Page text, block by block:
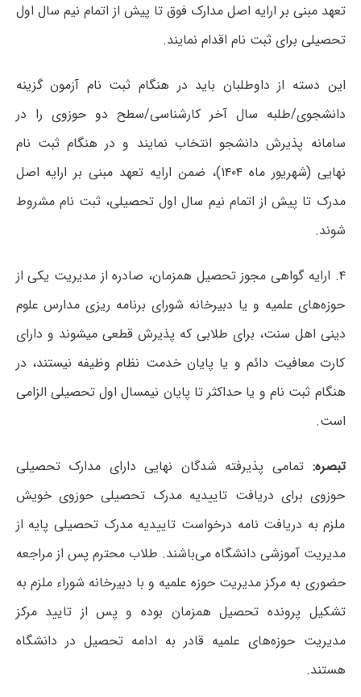
تعهد مبنی بر ارایه اصل مدارک فوق تا پیش از اتمام نیم سال اول
تحصیلی برای ثبت نام اقدام نمایند.
این دسته از داوطلبان باید در هنگام ثبت نام آزمون گزینه
دانشجوی/طلبه سال آخر کارشناسی/سطح دو حوزوی را در
سامانه پذیرش دانشجو انتخاب نمایند و در هنگام ثبت نام
نهایی (شهریور ماه ۱۴۰۴)، ضمن ارایه تعهد مبنی بر ارایه اصل
مدرک تا پیش از اتمام نیم سال اول تحصیلی، ثبت نام مشروط
شوند.
۴. ارایه گواهی مجوز تحصیل همزمان، صادره از مدیریت یکی از
حوزه‌های علمیه و یا دبیرخانه شورای برنامه ریزی مدارس علوم
دینی اهل سنت، برای طلابی که پذیرش قطعی میشوند و دارای
کارت معافیت دائم و یا پایان خدمت نظام وظیفه نیستند، در
هنگام ثبت نام و یا حداکثر تا پایان نیمسال اول تحصیلی الزامی
است.
تبصره: تمامی پذیرفته شدگان نهایی دارای مدارک تحصیلی
حوزوی برای دریافت تاییدیه مدرک تحصیلی حوزوی خویش
ملزم به دریافت نامه درخواست تاییدیه مدرک تحصیلی پایه از
مدیریت آموزشی دانشگاه می‌باشند. طلاب محترم پس از مراجعه
حضوری به مرکز مدیریت حوزه علمیه و با دبیرخانه شوراء ملزم به
تشکیل پرونده تحصیل همزمان بوده و پس از تایید مرکز
مدیریت حوزه‌های علمیه قادر به ادامه تحصیل در دانشگاه
هستند.